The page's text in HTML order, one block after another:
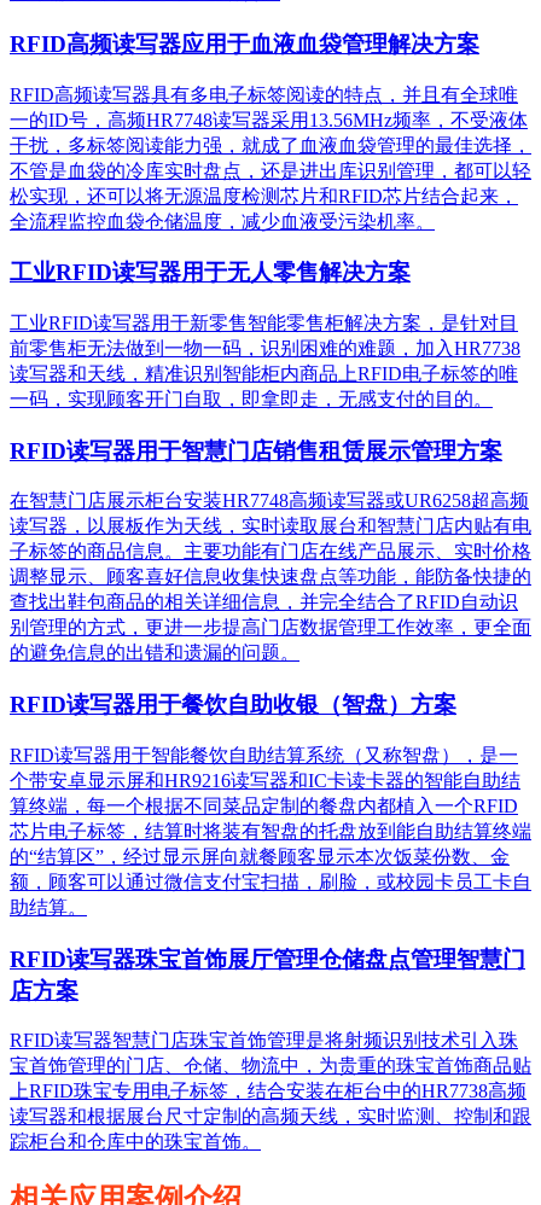
RFID高频读写器应用于血液血袋管理解决方案
RFID高频读写器具有多电子标签阅读的特点，并且有全球唯
一的ID号，高频HR7748读写器采用13.56MHz频率，不受液体
干扰，多标签阅读能力强，就成了血液血袋管理的最佳选择，
不管是血袋的冷库实时盘点，还是进出库识别管理，都可以轻
松实现，还可以将无源温度检测芯片和RFID芯片结合起来，
全流程监控血袋仓储温度，减少血液受污染机率。
工业RFID读写器用于无人零售解决方案
工业RFID读写器用于新零售智能零售柜解决方案，是针对目
前零售柜无法做到一物一码，识别困难的难题，加入HR7738
读写器和天线，精准识别​智能柜内商品上RFID电子标签的唯
一码，实现顾客开门自取，即拿即走，无感支付的目的。
RFID读写器用于智慧门店销售租赁展示管理方案
在智慧门店展示柜台安装HR7748高频读写器或UR6258超高频
读写器，以展板作为天线，实时读取展台和智慧门店内贴有电
子标签的商品信息。主要功能有门店在线产品展示、实时价格
调整显示、顾客喜好信息收集快速盘点等功能，能防备快捷的
查找出鞋包商品的相关详细信息，并完全结合了RFID自动识
别管理的方式，更进一步提高门店数据管理工作效率，更全面
的避免信息的出错和遗漏的问题。
RFID读写器用于餐饮自助收银（智盘）方案
RFID读写器用于智能餐饮自助结算系统（又称智盘），是一
个带安卓显示屏和HR9216读写器和IC卡读卡器的智能自助结
算终端，每一个根据不同菜品定制的餐盘内都植入一个RFID
芯片电子标签，结算时将装有智盘的托盘放到能自助结算终端
的“结算区”，经过显示屏向就餐顾客显示本次饭菜份数、金
额，顾客可以通过微信支付宝扫描，刷脸，或校园卡员工卡自
助结算。
RFID读写器珠宝首饰展厅管理仓储盘点管理智慧门
店方案
RFID读写器智慧门店珠宝首饰管理是将射频识别技术引入珠
宝首饰管理的门店、仓储、物流中，为贵重的珠宝首饰商品贴
上RFID珠宝专用电子标签，结合安装在柜台中的HR7738高频
读写器和根据展台尺寸定制的高频天线，实时监测、控制和跟
踪柜台和仓库中的珠宝首饰。